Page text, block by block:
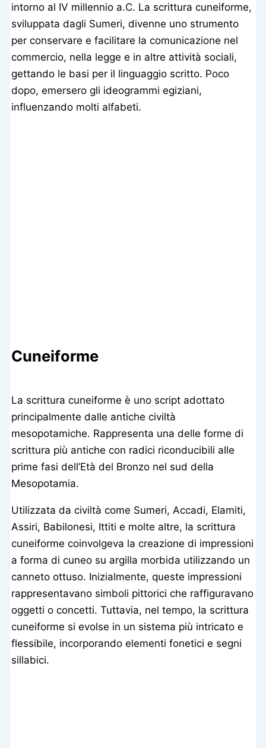
intorno al IV millennio a.C. La scrittura cuneiforme,
sviluppata dagli Sumeri, divenne uno strumento
per conservare e facilitare la comunicazione nel
commercio, nella legge e in altre attività sociali,
gettando le basi per il linguaggio scritto. Poco
dopo, emersero gli ideogrammi egiziani,
influenzando molti alfabeti.
Cuneiforme
La scrittura cuneiforme è uno script adottato
principalmente dalle antiche civiltà
mesopotamiche. Rappresenta una delle forme di
scrittura più antiche con radici riconducibili alle
prime fasi dell’Età del Bronzo nel sud della
Mesopotamia.
Utilizzata da civiltà come Sumeri, Accadi, Elamiti,
Assiri, Babilonesi, Ittiti e molte altre, la scrittura
cuneiforme coinvolgeva la creazione di impressioni
a forma di cuneo su argilla morbida utilizzando un
canneto ottuso. Inizialmente, queste impressioni
rappresentavano simboli pittorici che raffiguravano
oggetti o concetti. Tuttavia, nel tempo, la scrittura
cuneiforme si evolse in un sistema più intricato e
flessibile, incorporando elementi fonetici e segni
sillabici.